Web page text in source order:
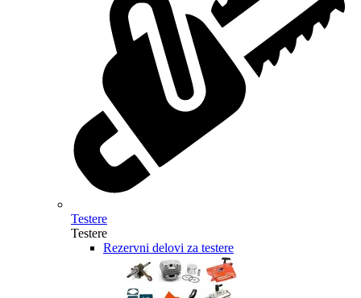
Testere
Testere
Rezervni delovi za testere